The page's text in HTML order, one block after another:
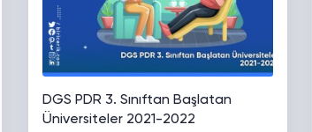
DGS PDR 3. Sınıftan Başlatan
Üniversiteler 2021-2022